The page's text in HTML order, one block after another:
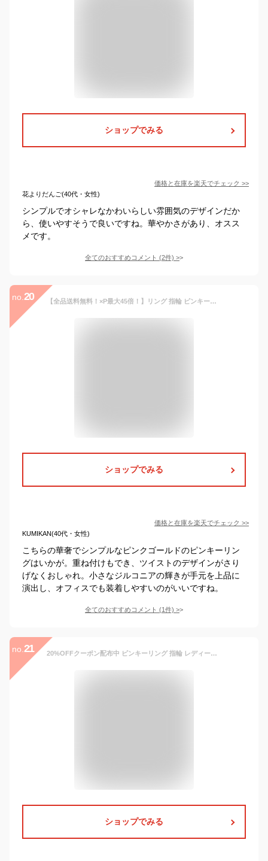
ショップでみる
価格と在庫を楽天でチェック >>
花よりだんご(40代・女性)
シンプルでオシャレなかわいらしい雰囲気のデザインだか
ら、使いやすそうで良いですね。華やかさがあり、オスス
メです。
全てのおすすめコメント (2件) >
no. 20 【全品送料無料！×P最大45倍！】リング 指輪 ピンキーリング アクセサリー ビジュー ツイスト 小粒 重ねづけ 細 大人 上品 華奢 シンプル 5号 17号 結婚式 お呼ばれ ゴールド シルバー ピンクゴールド
ショップでみる
価格と在庫を楽天でチェック >>
KUMIKAN(40代・女性)
こちらの華奢でシンプルなピンクゴールドのピンキーリン
グはいかが。重ね付けもでき、ツイストのデザインがさり
げなくおしゃれ。小さなジルコニアの輝きが手元を上品に
演出し、オフィスでも装着しやすいのがいいですね。
全てのおすすめコメント (1件) >
no. 21 20%OFFクーポン配布中 ピンキーリング 指輪 レディース 10k -1号 0号 1号 2号 3号 4号 5号 6号 7号 8号 9号 10号 11号 12号 13号 14号 15号 大きいサイズ 華奢 シンプル 二連 10金 k10 金属アレルギー イエローゴールド ピンクゴールド ピンキー 即日発送
ショップでみる